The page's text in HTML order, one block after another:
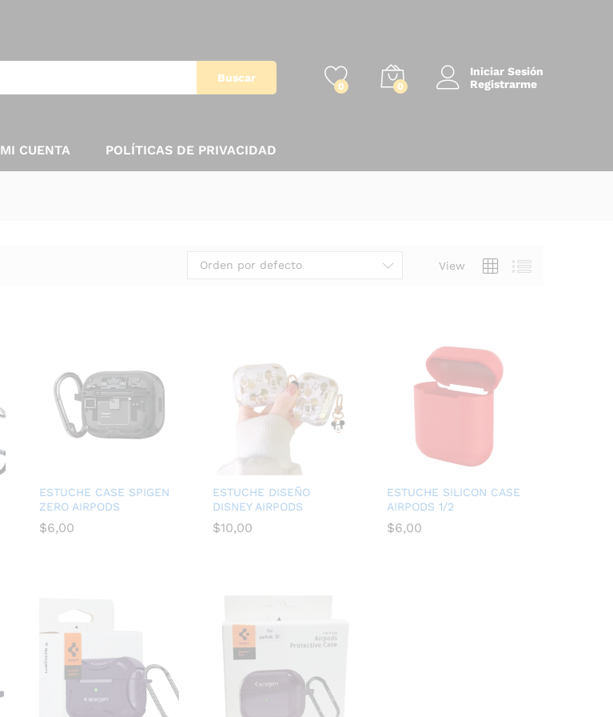
Buscar
0 0
Iniciar Sesión
Registrarme
MI CUENTA POLÍTICAS DE PRIVACIDAD
View
Orden por defecto
ESTUCHE CASE SPIGEN
ZERO AIRPODS
$6,00
$6,00
ESTUCHE DISEÑO
DISNEY AIRPODS
$10,00
ESTUCHE SILICON CASE
AIRPODS 1/2
$6,00
$6,00